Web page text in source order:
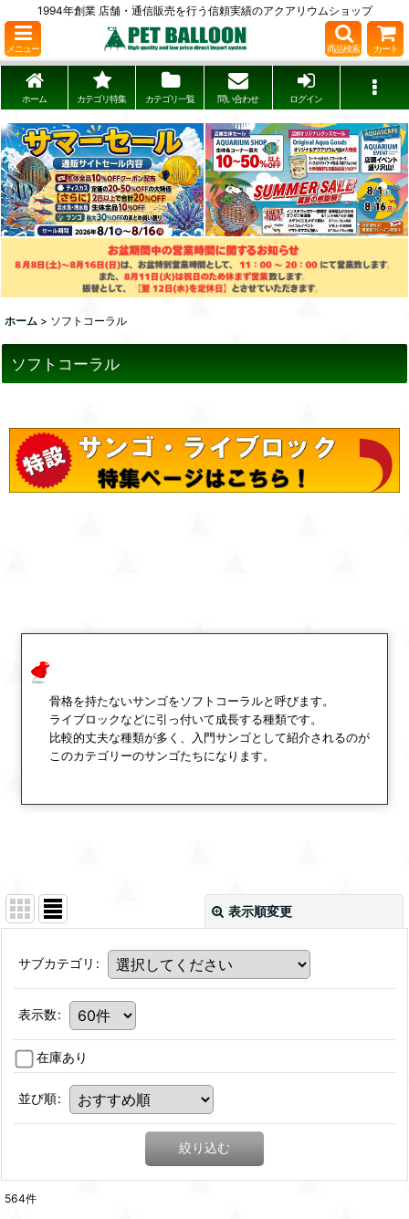
1994年創業 店舗・通信販売を行う信頼実績のアクアリウムショップ
メニュー 商品検索 カート
ホーム カテゴリ特集 カテゴリ一覧 問い合わせ ログイン
ホーム > ソフトコーラル
ソフトコーラル
骨格を持たないサンゴをソフトコーラルと呼びます。
ライブロックなどに引っ付いて成長する種類です。
比較的丈夫な種類が多く、入門サンゴとして紹介されるのが
このカテゴリーのサンゴたちになります。
表示順変更
サブカテゴリ :
表示数:
在庫あり
並び順:
絞り込む
564件